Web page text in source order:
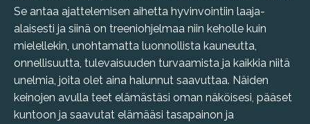
Se antaa ajattelemisen aihetta hyvinvointiin laaja-
alaisesti ja siinä on treeniohjelmaa niin keholle kuin
mielellekin, unohtamatta luonnollista kauneutta,
onnellisuutta, tulevaisuuden turvaamista ja kaikkia niitä
unelmia, joita olet aina halunnut saavuttaa. Näiden
keinojen avulla teet elämästäsi oman näköisesi, pääset
kuntoon ja saavutat elämääsi tasapainon ja